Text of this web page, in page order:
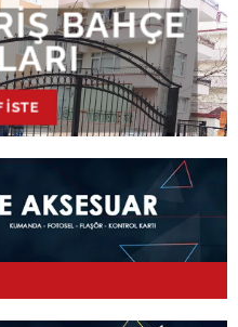
BAHÇE
İSTE